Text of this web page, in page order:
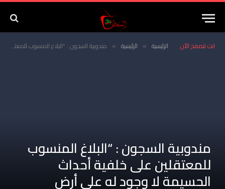
انت تتصفح الأن الرئيسية » الرئيسية » مندوبية السجون : “البلاغ المنسوب للمعتقلين على خلفية أحداث الحسيمة لا وجود له على أرض الواقع”
مندوبية السجون : “البلاغ المنسوب
للمعتقلين على خلفية أحداث
الحسيمة لا وجود له على أرض